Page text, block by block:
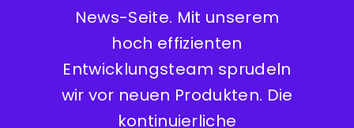
News-Seite. Mit unserem
hoch effizienten
Entwicklungsteam sprudeln
wir vor neuen Produkten. Die
kontinuierliche